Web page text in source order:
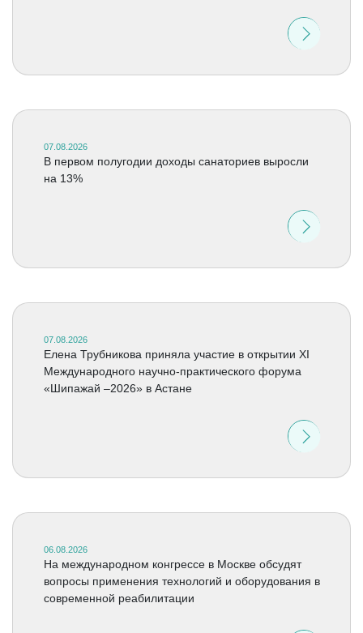
07.08.2026
В первом полугодии доходы санаториев выросли
на 13%
07.08.2026
Елена Трубникова приняла участие в открытии XI
Международного научно-практического форума
«Шипажай –2026» в Астане
06.08.2026
На международном конгрессе в Москве обсудят
вопросы применения технологий и оборудования в
современной реабилитации